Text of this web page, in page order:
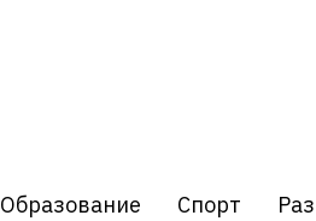
Образование Спорт